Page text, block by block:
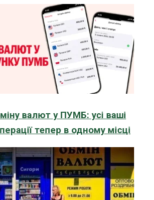
валют у ПУМБ: усі ваші
тепер в одному місці